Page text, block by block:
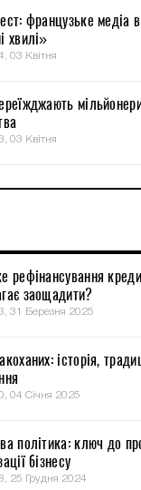
французьке медіа
хвилі»
03 Квітня
03 Квітня
рефінансування
заощадити?
31 Березня 2025
історія,
04 Січня 2025
політика: ключ до
бізнесу
25 Грудня 2024